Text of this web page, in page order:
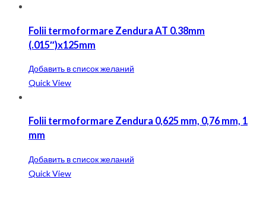
Folii termoformare Zendura AT 0.38mm
(.015″)x125mm
Добавить в список желаний
Quick View
Folii termoformare Zendura 0,625 mm, 0,76 mm, 1
mm
Добавить в список желаний
Quick View